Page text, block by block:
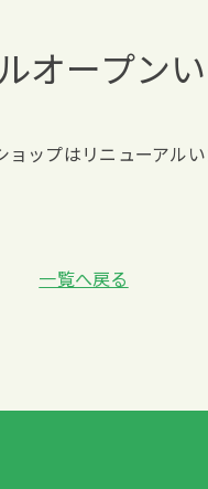
オープンい
ップはリニューアルい
一覧へ戻る